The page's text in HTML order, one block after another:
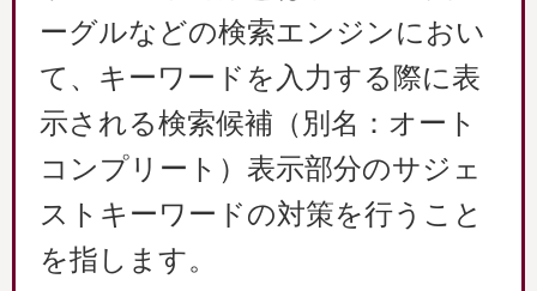
ーグルなどの検索エンジンにおい
て、キーワードを入力する際に表
示される検索候補（別名：オート
コンプリート）表示部分のサジェ
ストキーワードの対策を行うこと
を指します。